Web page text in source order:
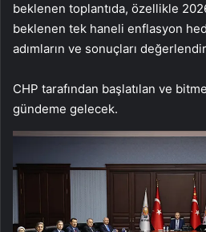
beklenen toplantıda, özellikle
beklenen tek haneli enflasyon
adımların ve sonuçları
CHP tarafından başlatılan ve
gündeme gelecek.